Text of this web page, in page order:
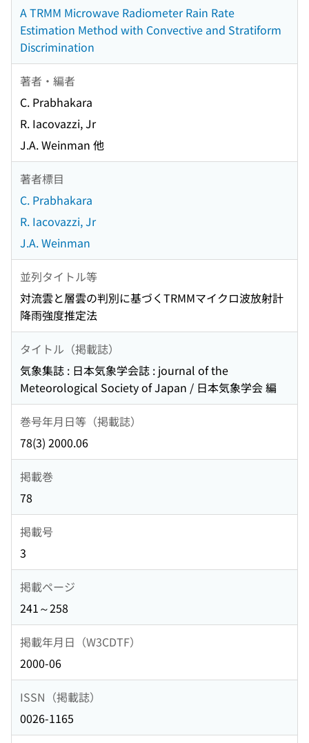
A TRMM Microwave Radiometer Rain Rate
Estimation Method with Convective and Stratiform
Discrimination
著者・編者
C. Prabhakara
R. Iacovazzi, Jr
J.A. Weinman 他
著者標目
C. Prabhakara
R. Iacovazzi, Jr
J.A. Weinman
並列タイトル等
対流雲と層雲の判別に基づくTRMMマイクロ波放射計
降雨強度推定法
タイトル（掲載誌）
気象集誌 : 日本気象学会誌 : journal of the
Meteorological Society of Japan / 日本気象学会 編
巻号年月日等（掲載誌）
78(3) 2000.06
掲載巻
78
掲載号
3
掲載ページ
241～258
掲載年月日（W3CDTF）
2000-06
ISSN（掲載誌）
0026-1165